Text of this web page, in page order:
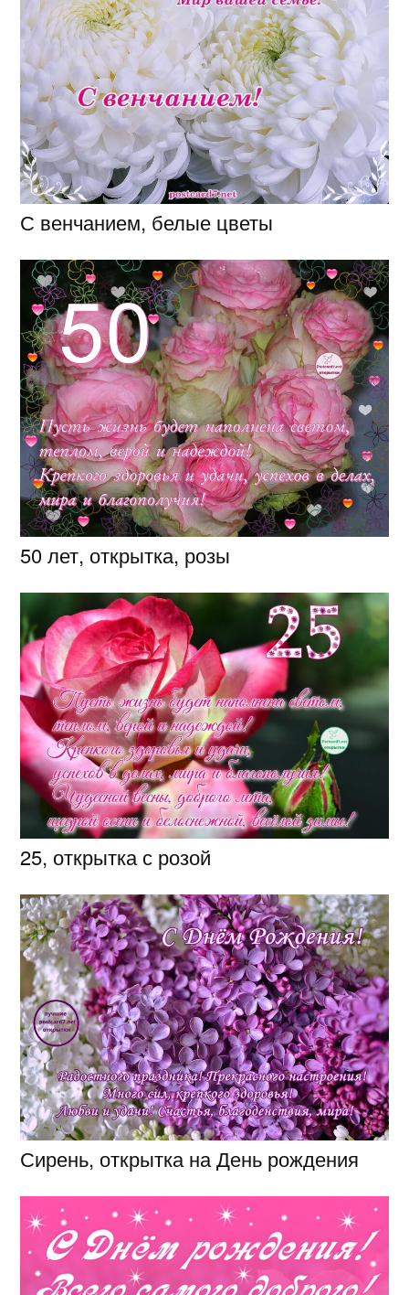
С венчанием, белые цветы
50 лет, открытка, розы
25, открытка с розой
Сирень, открытка на День рождения